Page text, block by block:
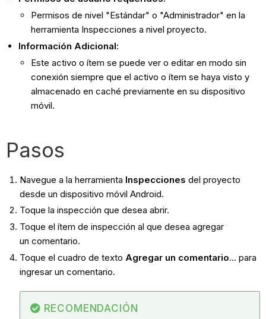
Permisos de nivel "Estándar" o "Administrador" en la
herramienta Inspecciones a nivel proyecto.
Información Adicional:
Este activo o ítem se puede ver o editar en modo sin
conexión siempre que el activo o ítem se haya visto y
almacenado en caché previamente en su dispositivo
móvil.
Pasos
Navegue a la herramienta Inspecciones del proyecto
desde un dispositivo móvil Android.
Toque la inspección que desea abrir.
Toque el ítem de inspección al que desea agregar
un comentario.
Toque el cuadro de texto Agregar un comentario... para
ingresar un comentario.
RECOMENDACIÓN